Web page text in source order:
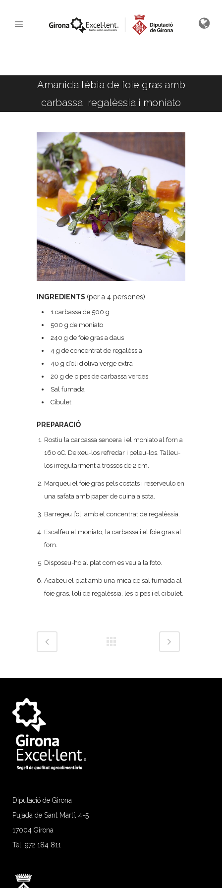
Amanida tèbia de foie gras amb
carbassa, regalèssia i moniato
INGREDIENTS (per a 4 persones)
1 carbassa de 500 g
500 g de moniato
240 g de foie gras a daus
4 g de concentrat de regalèssia
40 g d’oli d’oliva verge extra
20 g de pipes de carbassa verdes
Sal fumada
Cibulet
PREPARACIÓ
Rostiu la carbassa sencera i el moniato al forn a
160 oC. Deixeu-los refredar i peleu-los. Talleu-
los irregularment a trossos de 2 cm.
Marqueu el foie gras pels costats i reserveulo en
una safata amb paper de cuina a sota.
Barregeu l’oli amb el concentrat de regalèssia.
Escalfeu el moniato, la carbassa i el foie gras al
forn.
Disposeu-ho al plat com es veu a la foto.
Acabeu el plat amb una mica de sal fumada al
foie gras, l’oli de regalèssia, les pipes i el cibulet.
Diputació de Girona
Pujada de Sant Martí, 4-5
17004 Girona
Tel. 972 184 811